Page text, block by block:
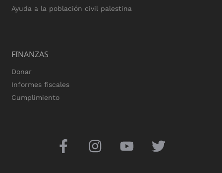
Ayuda a la población civil palestina
FINANZAS
Donar
Informes fiscales
Cumplimiento